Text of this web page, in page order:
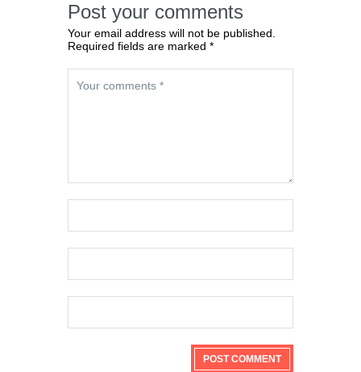
Post your comments
Your email address will not be published.
Required fields are marked *